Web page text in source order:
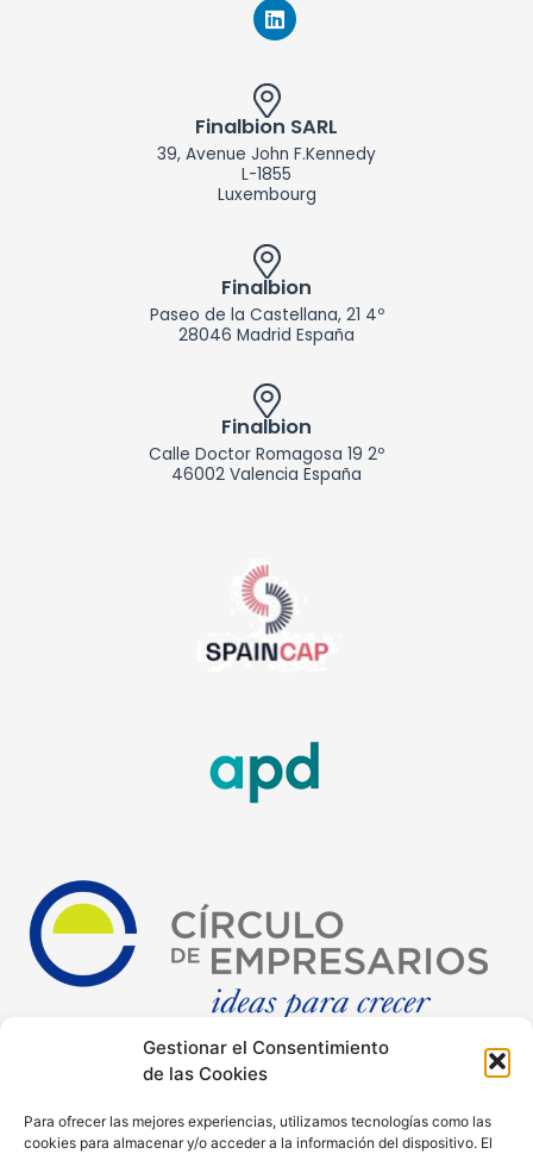
Gestionar el Consentimiento
de las Cookies
Para ofrecer las mejores experiencias, utilizamos tecnologías como las
cookies para almacenar y/o acceder a la información del dispositivo. El
L
i
k
e
d
n
Finalbion SARL
39, Avenue John F.Kennedy
L-1855
Luxembourg
Finalbion
Paseo de la Castellana, 21 4º
28046 Madrid España
Finalbion
Calle Doctor Romagosa 19 2º
46002 Valencia España